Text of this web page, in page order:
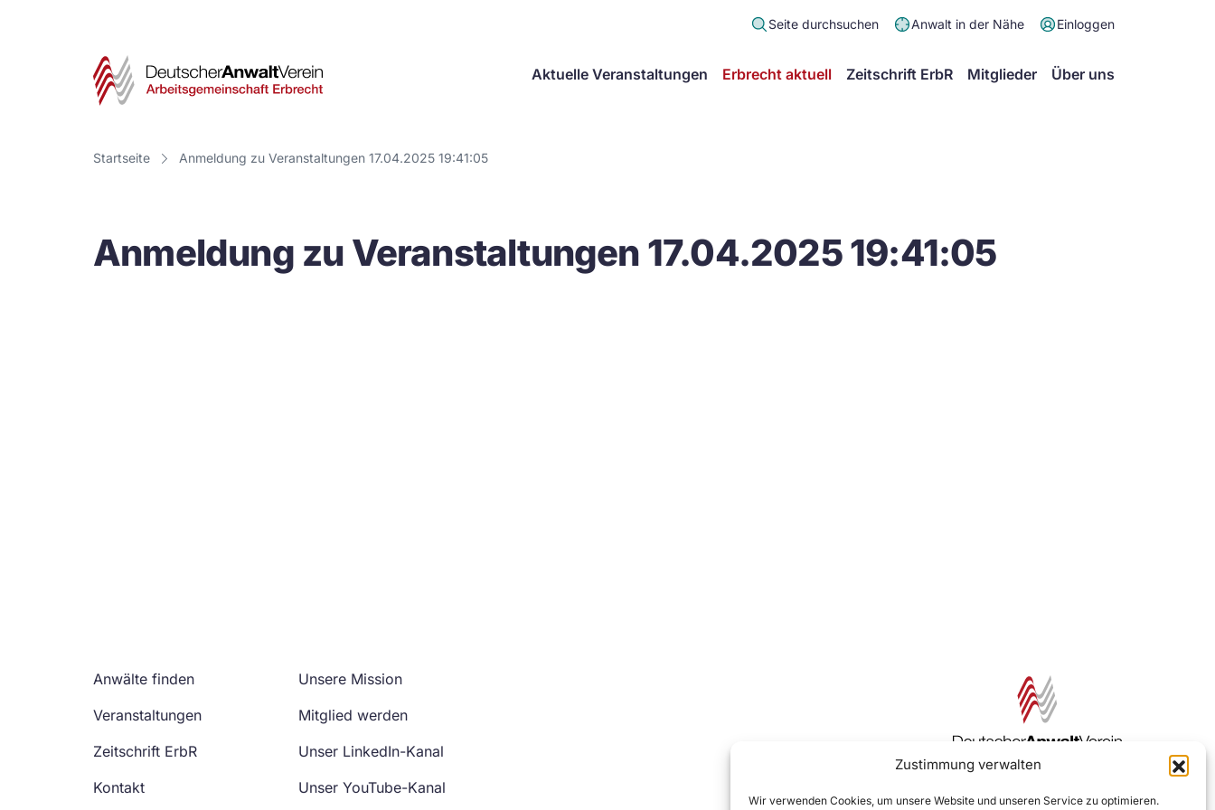
Zustimmung verwalten
Wir verwenden Cookies, um unsere Website und unseren Service zu optimieren.
Seite durchsuchen Anwalt in der Nähe Einloggen
Deutscher
Verein
Arbeitsgemeinschaft
Aktuelle Veranstaltungen Erbrecht aktuell Zeitschrift ErbR Mitglieder Über uns
Startseite Anmeldung zu Veranstaltungen 17.04.2025 19:41:05
Anmeldung zu Veranstaltungen 17.04.2025 19:41:05
Anwälte finden
Veranstaltungen
Zeitschrift ErbR
Kontakt
Unsere Mission
Mitglied werden
Unser LinkedIn-Kanal
Unser YouTube-Kanal
Zur DAV Webseite